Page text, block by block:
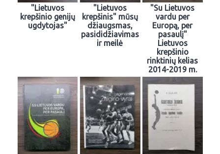
"Lietuvos
krepšinio genijų
ugdytojas"
"Lietuvos
krepšinis" mūsų
džiaugsmas,
pasididžiavimas
ir meilė
"Su Lietuvos
vardu per
Europą, per
pasaulį"
Lietuvos
krepšinio
rinktinių kelias
2014-2019 m.